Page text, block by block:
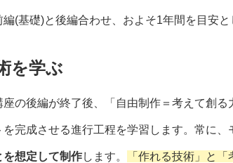
(基礎)と後編合わせ、およそ1年間を目安と
を学ぶ
座の後編が終了後、「自由制作＝考えて創
完成させる進行工程を学習します。常に、
想定して制作します。 「作れる技術」と